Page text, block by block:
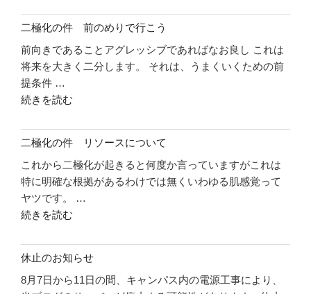
化
の
件
自
信
を
っ
て
い
こ
う"
の
二極化の件 前のめりで行こう
前向きであることアグレッシブであればなお良し これは
将来を大きく二分します。 それは、うまくいくための前
提条件 …
"二
化
の
件
前
の
め
で
行
こ
続きを読む
二極化の件 リソースについて
これから二極化が起きると何度か言っていますがこれは
特に明確な根拠があるわけでは無くいわゆる肌感覚って
ヤツです。 …
"二
化
の
件
続きを読む
休止のお知らせ
8月7日から11日の間、キャンパス内の電源工事により、